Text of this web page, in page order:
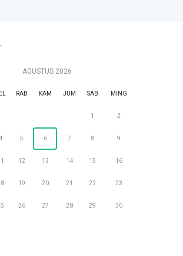
AGUSTUS 2026
RAB KAM JUM SAB MING
1 2
5 6 7 8 9
12 13 14 15 16
19 20 21 22 23
26 27 28 29 30